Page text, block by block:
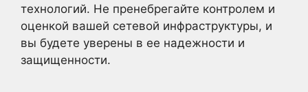
технологий. Не пренебрегайте контролем и
оценкой вашей сетевой инфраструктуры, и
вы будете уверены в ее надежности и
защищенности.